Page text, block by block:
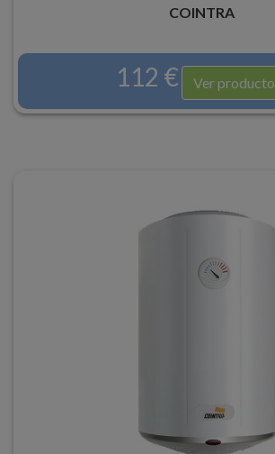
COINTRA
112 € Ver producto